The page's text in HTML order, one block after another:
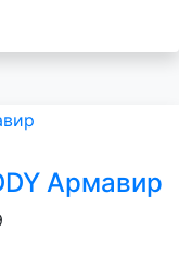
Армавир